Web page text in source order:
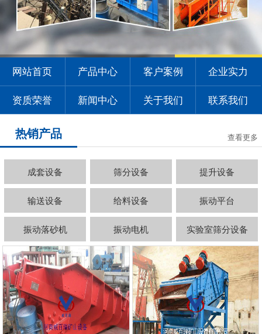
1 2 3
网站首页 产品中心 客户案例 企业实力
资质荣誉 新闻中心 关于我们 联系我们
查看更多
热销产品
成套设备 筛分设备 提升设备
输送设备 给料设备 振动平台
振动落砂机 振动电机 实验室筛分设备